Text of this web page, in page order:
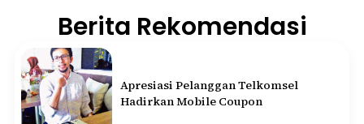
Berita Rekomendasi
Apresiasi Pelanggan Telkomsel
Hadirkan Mobile Coupon